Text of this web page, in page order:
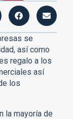
se
así como
regalo a los
así
los
la mayoría de